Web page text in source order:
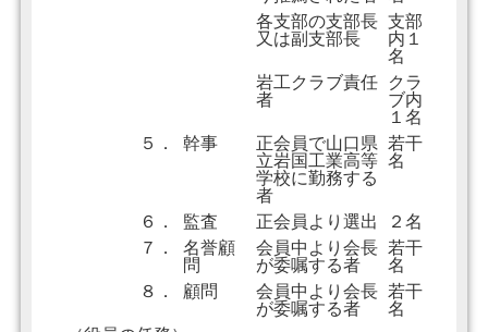
各支部の支部長
又は副支部長
支部
内１
名
岩工クラブ責任
者
クラ
ブ内
１名
５．
幹事
正会員で山口県
立岩国工業高等
学校に勤務する
者
若干
名
６． 監査 正会員より選出
２名
７．
名誉顧
問
会員中より会長
が委嘱する者
若干
名
８．
顧問
会員中より会長
が委嘱する者
若干
名